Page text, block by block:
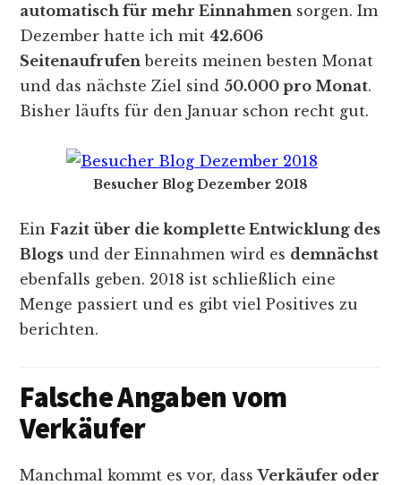
automatisch für mehr Einnahmen sorgen. Im
Dezember hatte ich mit 42.606
Seitenaufrufen bereits meinen besten Monat
und das nächste Ziel sind 50.000 pro Monat.
Bisher läufts für den Januar schon recht gut.
Besucher Blog Dezember 2018
EinFazit über die komplette Entwicklung des
Blogs und der Einnahmen wird es demnächst
ebenfalls geben. 2018 ist schließlich eine
Menge passiert und es gibt viel Positives zu
berichten.
Falsche Angaben vom
Verkäufer
Manchmal kommt es vor, dassVerkäufer oder